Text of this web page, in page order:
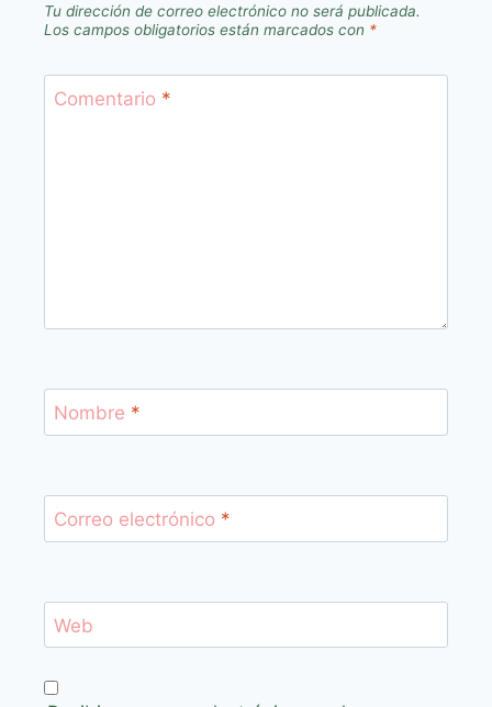
Tu dirección de correo electrónico no será publicada.
Los campos obligatorios están marcados con *
Comentario *
Nombre *
Correo electrónico *
Web